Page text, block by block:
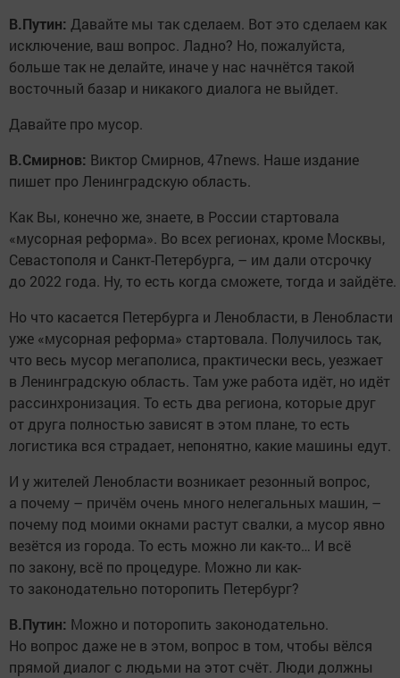
В.Путин: Давайте мы так сделаем. Вот это сделаем как
исключение, ваш вопрос. Ладно? Но, пожалуйста,
больше так не делайте, иначе у нас начнётся такой
восточный базар и никакого диалога не выйдет.
Давайте про мусор.
В.Смирнов: Виктор Смирнов, 47news. Наше издание
пишет про Ленинградскую область.
Как Вы, конечно же, знаете, в России стартовала
«мусорная реформа». Во всех регионах, кроме Москвы,
Севастополя и Санкт-Петербурга, – им дали отсрочку
до 2022 года. Ну, то есть когда сможете, тогда и зайдёте.
Но что касается Петербурга и Ленобласти, в Ленобласти
уже «мусорная реформа» стартовала. Получилось так,
что весь мусор мегаполиса, практически весь, уезжает
в Ленинградскую область. Там уже работа идёт, но идёт
рассинхронизация. То есть два региона, которые друг
от друга полностью зависят в этом плане, то есть
логистика вся страдает, непонятно, какие машины едут.
И у жителей Ленобласти возникает резонный вопрос,
а почему – причём очень много нелегальных машин, –
почему под моими окнами растут свалки, а мусор явно
везётся из города. То есть можно ли как-то… И всё
по закону, всё по процедуре. Можно ли как-
то законодательно поторопить Петербург?
В.Путин: Можно и поторопить законодательно.
Но вопрос даже не в этом, вопрос в том, чтобы вёлся
прямой диалог с людьми на этот счёт. Люди должны